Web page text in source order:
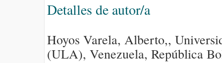
Detalles de autor/a
Hoyos Varela, Alberto,,
(ULA), Venezuela, República